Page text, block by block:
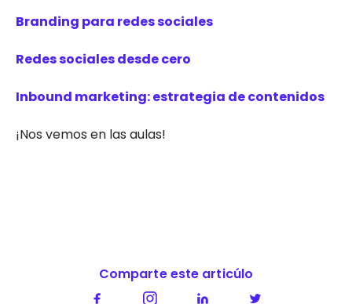
Branding para redes sociales
Redes sociales desde cero
Inbound marketing: estrategia de contenidos
¡Nos vemos en las aulas!
Comparte este articúlo